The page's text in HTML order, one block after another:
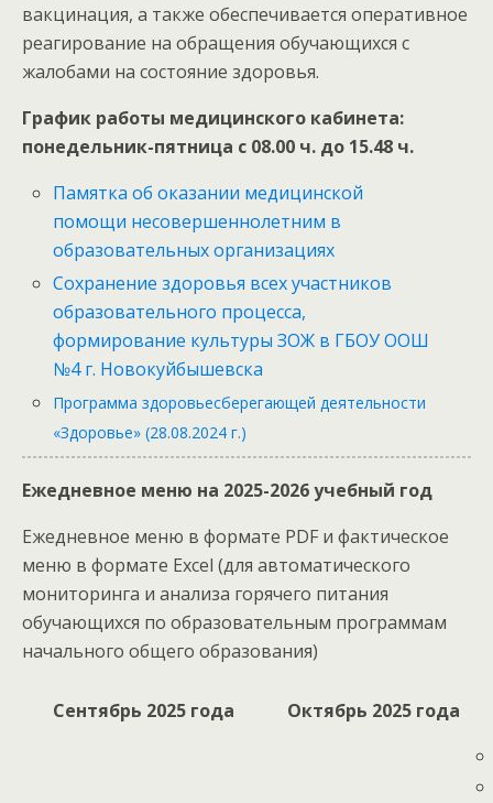
вакцинация, а также обеспечивается оперативное
реагирование на обращения обучающихся с
жалобами на состояние здоровья.
График работы медицинского кабинета:
понедельник-пятница с 08.00 ч. до 15.48 ч.
Памятка об оказании медицинской
помощи несовершеннолетним в
образовательных организациях
Сохранение здоровья всех участников
образовательного процесса,
формирование культуры ЗОЖ в ГБОУ ООШ
№4 г. Новокуйбышевска
Программа здоровьесберегающей деятельности
«Здоровье» (28.08.2024 г.)
Ежедневное меню на 2025-2026 учебный год
Ежедневное меню в формате PDF и фактическое
меню в формате Excel (для автоматического
мониторинга и анализа горячего питания
обучающихся по образовательным программам
начального общего образования)
Сентябрь 2025 года Октябрь 2025 года